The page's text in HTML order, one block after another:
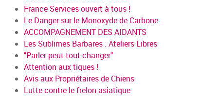
France Services ouvert à tous !
Le Danger sur le Monoxyde de Carbone
ACCOMPAGNEMENT DES AIDANTS
Les Sublimes Barbares : Ateliers Libres
"Parler peut tout changer"
Attention aux tiques !
Avis aux Propriétaires de Chiens
Lutte contre le frelon asiatique